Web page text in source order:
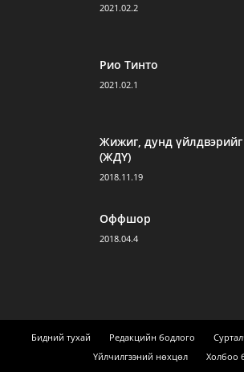
2021.02.2
Рио Тинто
2021.02.1
Жижиг, дунд үйлдвэрийг
(ЖДҮ)
2018.11.19
Оффшор
2018.04.4
Бидний тухай Редакцийн бодлого
Үйлчилгээний нөхцөл
Холбоо